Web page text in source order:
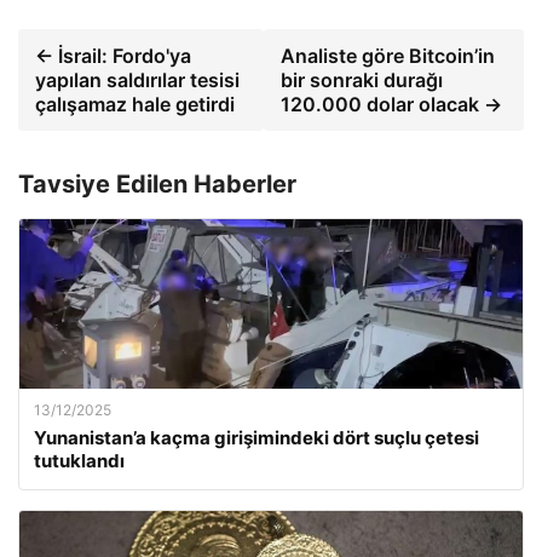
← İsrail: Fordo'ya
yapılan saldırılar tesisi
çalışamaz hale getirdi
Analiste göre Bitcoin’in
bir sonraki durağı
120.000 dolar olacak →
Tavsiye Edilen Haberler
13/12/2025
Yunanistan’a kaçma girişimindeki dört suçlu çetesi
tutuklandı